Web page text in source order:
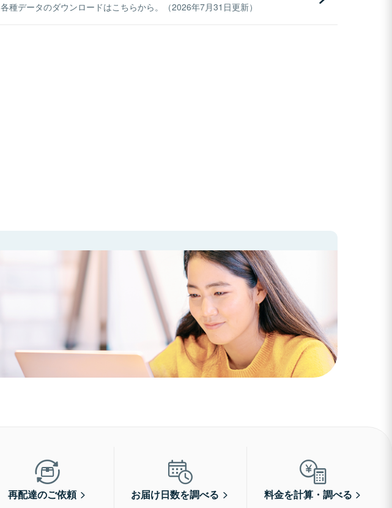
各種データのダウンロードはこちらから。（2026年7月31日更新）
再配達のご依頼 お届け日数を調べる 料金を計算・調べる